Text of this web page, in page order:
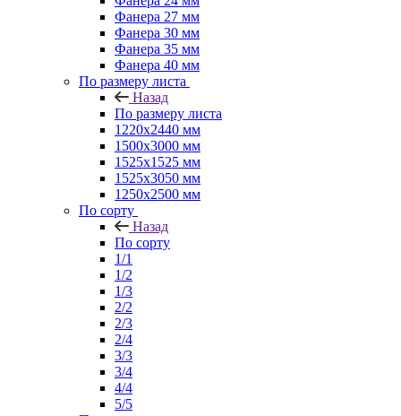
Фанера 27 мм
Фанера 30 мм
Фанера 35 мм
Фанера 40 мм
По размеру листа
Назад
По размеру листа
1220х2440 мм
1500х3000 мм
1525x1525 мм
1525х3050 мм
1250х2500 мм
По сорту
Назад
По сорту
1/1
1/2
1/3
2/2
2/3
2/4
3/3
3/4
4/4
5/5